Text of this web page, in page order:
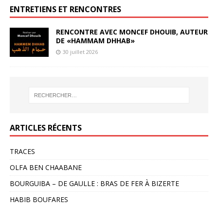
ENTRETIENS ET RENCONTRES
RENCONTRE AVEC MONCEF DHOUIB, AUTEUR
DE «HAMMAM DHHAB»
30 juillet 2026
ARTICLES RÉCENTS
TRACES
OLFA BEN CHAABANE
BOURGUIBA – DE GAULLE : BRAS DE FER À BIZERTE
HABIB BOUFARES